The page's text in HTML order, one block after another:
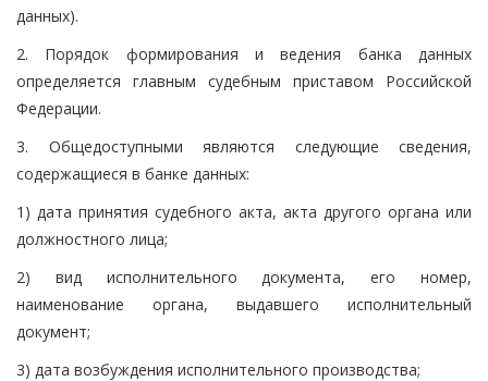
данных).
2. Порядок формирования и ведения банка данных
определяется главным судебным приставом Российской
Федерации.
3. Общедоступными являются следующие сведения,
содержащиеся в банке данных:
1) дата принятия судебного акта, акта другого органа или
должностного лица;
2) вид исполнительного документа, его номер,
наименование органа, выдавшего исполнительный
документ;
3) дата возбуждения исполнительного производства;